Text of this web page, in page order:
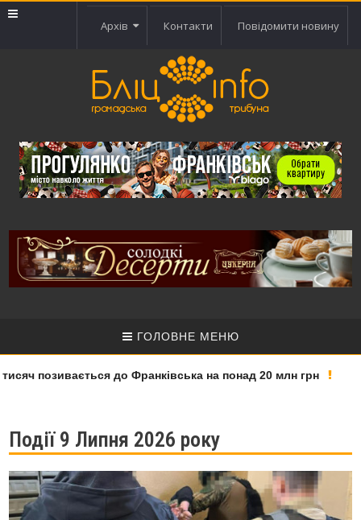
Архів Контакти Повідомити новину
ГОЛОВНЕ МЕНЮ
позивається до Франківська на понад 20 млн грн
Події 9 Липня 2026 року